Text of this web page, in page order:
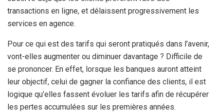
transactions en ligne, et délaissent progressivement les
services en agence.
Pour ce qui est des tarifs qui seront pratiqués dans l’avenir,
vont-elles augmenter ou diminuer davantage ? Difficile de
se prononcer. En effet, lorsque les banques auront atteint
leur objectif, celui de gagner la confiance des clients, il est
logique qu’elles fassent évoluer les tarifs afin de récupérer
les pertes accumulées sur les premières années.